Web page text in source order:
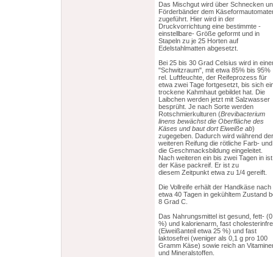
Das Mischgut wird über Schnecken
Förderbänder dem
zugeführt. Hier wird in der
Druckvorrichtung eine bestimmte -
einstellbare- Größe geformt und in
Stapeln zu je 25 Horten auf
Edelstahlmatten abgesetzt.
Bei 25 bis 30 Grad Celsius wird in
"Schwitzraum", mit etwa 85% bis 95%
rel. Luftfeuchte, der Reifeprozess für
etwa zwei Tage fortgesetzt, bis sich
trockene Kahmhaut gebildet hat. Die
Laibchen werden jetzt mit Salzwasser
besprüht. Je nach Sorte werden
Rotschmierkulturen (Brevibacterium
linens bewächst die Oberfläche des
Käses und baut dort Eiweiße ab)
zugegeben. Dadurch wird während der
weiteren Reifung die rötliche Farb- und
die Geschmacksbildung eingeleitet.
Nach weiteren ein bis zwei Tagen in ist
der Käse packreif. Er ist zu
diesem Zeitpunkt etwa zu 1/4 gereift.
Die Vollreife erhält der Handkäse nach
etwa 40 Tagen in gekühltem Zustand
8 Grad C.
Das Nahrungsmittel ist gesund, fett-
%) und kalorienarm, fast
(Eiweißanteil etwa 25 %) und fast
laktosefrei (weniger als 0,1 g pro 100
Gramm Käse) sowie reich an
und Mineralstoffen.